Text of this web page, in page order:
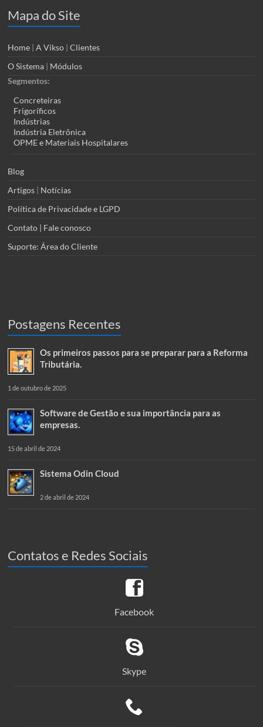
Mapa do Site
Home |A Vikso |Clientes
O Sistema | Módulos
Segmentos:
Concreteiras
Frigoríficos
Indústrias
Indústria Eletrônica
OPME e Materiais Hospitalares
Blog
Artigos | Notícias
Política de Privacidade e LGPD
Contato | Fale conosco
Suporte: Área do Cliente
Postagens Recentes
Os primeiros passos para se preparar para a Reforma
Tributária.
1 de outubro de 2025
Software de Gestão e sua importância para as
empresas.
15 de abril de 2024
Sistema Odin Cloud
2 de abril de 2024
Contatos e Redes Sociais
Facebook
Skype